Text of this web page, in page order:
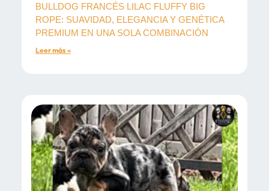
BULLDOG FRANCÉS LILAC FLUFFY BIG
ROPE: SUAVIDAD, ELEGANCIA Y GENÉTICA
PREMIUM EN UNA SOLA COMBINACIÓN
Leer más »